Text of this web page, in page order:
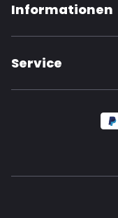
Informationen
Service